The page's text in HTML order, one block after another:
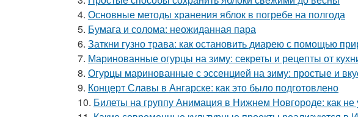
4. Основные методы хранения яблок в погребе на полгода
5. Бумага и солома: неожиданная пара
6. Заткни гузно трава: как остановить диарею с помощью
7. Маринованные огурцы на зиму: секреты и рецепты от
8. Огурцы маринованные с эссенцией на зиму: простые и
9. Концерт Славы в Ангарске: как это было подготовлено
10. Билеты на группу Анимация в Нижнем Новгороде: как не